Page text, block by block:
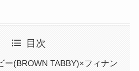
目次
ー(BROWN TABBY)×フィナン